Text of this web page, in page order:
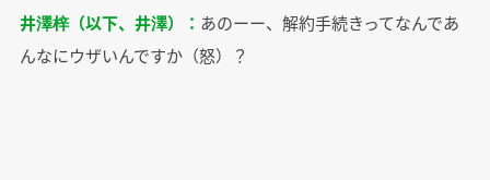
井澤梓（以下、井澤）： あのーー、解約手続きってなんであ
んなにウザいんですか（怒）？